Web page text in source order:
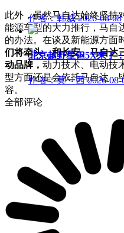
此外，虽然马自达始终坚持
能源车型的大力推行，马自
的办法。在谈及新能源方面
们将牵头，和长安、马自达
动品牌， 动力技术、电动技
型方面还是会依托马自达，
容。
作者：韩威 2026-08-08
北京越野星钽5X来了
作者：莫一西 2026-08-
全部评论